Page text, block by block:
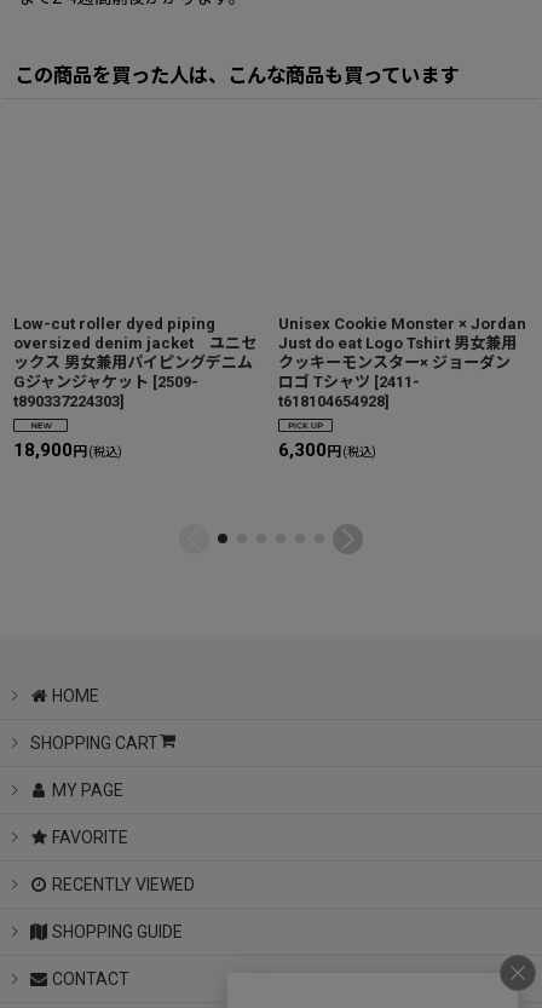
この商品を買った人は、こんな商品も買っています
Low-cut roller dyed piping
oversized denim jacket ユニセ
ックス 男女兼用パイピングデニム
Gジャンジャケット [2509-
t890337224303]
18,900 円 (税込)
Unisex Cookie Monster × Jordan
Just do eat Logo Tshirt 男女兼用
クッキーモンスター× ジョーダン
ロゴ Tシャツ [2411-
t618104654928]
6,300 円 (税込)
HOME
SHOPPING CART
MY PAGE
FAVORITE
RECENTLY VIEWED
SHOPPING GUIDE
CONTACT